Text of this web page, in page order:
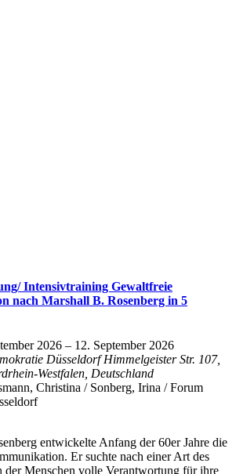
Intensivtraining Gewaltfreie
nach Marshall B. Rosenberg in 5
2026 – 12. September 2026
DüsseldorfHimmelgeister Str. 107,
Westfalen, Deutschland
Christina / Sonberg, Irina / Forum
entwickelte Anfang der 60er Jahre die
Er suchte nach einer Art des
der Menschen volle Verantwortung für ihre